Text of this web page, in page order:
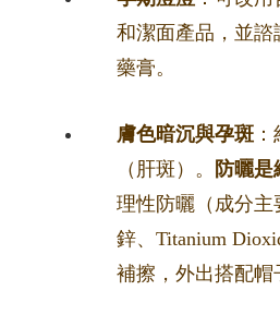
和潔面產品，並
藥膏。
膚色暗沉與孕斑
（肝斑）。
防曬是
理性防曬（成分主
鋅、Titanium
補擦，外出搭配帽